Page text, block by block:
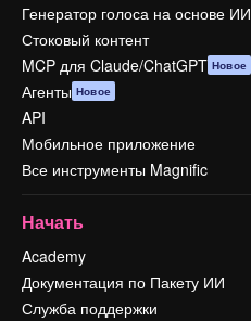
Генератор голоса на основе ИИ
Стоковый контент
MCP для Claude/ChatGPT Новое
Агенты Новое
API
Мобильное приложение
Все инструменты Magnific
Начать
Academy
Документация по Пакету ИИ
Служба поддержки